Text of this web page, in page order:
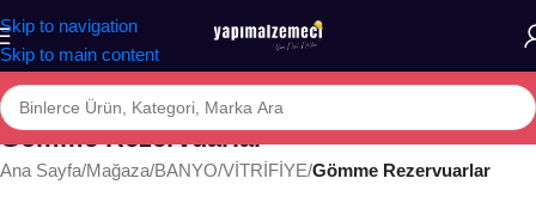
Skip to navigation
Skip to main content
Gömme Rezervuarlar
Ana Sayfa/Mağaza/BANYO/VİTRİFİYE/Gömme Rezervuarlar